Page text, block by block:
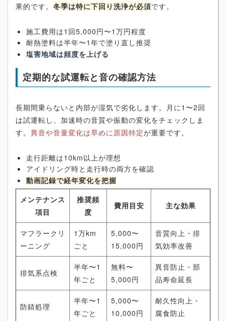
果的です。 冬季は特に下回り洗浄が必須です。
施工費用は1回5,000円〜1万円程度
耐熱塗料は半年〜1年で塗り直し推奨
塩害地域は頻度を上げる
定期的な試運転と音の確認方法
長期間乗らないと内部が湿気で劣化します。月に1〜2回
は試運転し、加速時の音質や振動の変化をチェックしま
す。 異音や音量変化は早めに原因特定が重要です。
走行距離は10km以上が理想
アイドリング時と走行時の両方を確認
動画記録で経年変化を把握
メンテナンス
項目
推奨頻
度
費用目安 主な効果
マフラークリ
ーニング
1万km
ごと
5,000〜
15,000円
音質向上・排
気効率改善
排気系点検
半年〜1
年ごと
無料〜
5,000円
異音防止・部
品寿命延長
防錆処理
半年〜1
年ごと
5,000〜
10,000円
耐久性向上・
腐食防止